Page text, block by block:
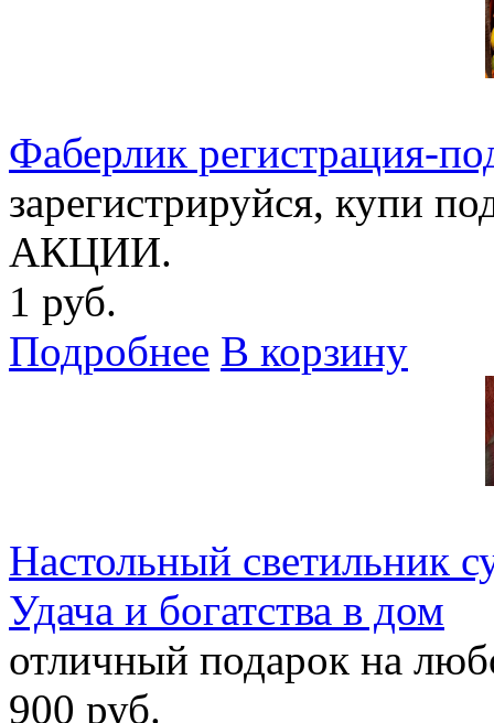
Фаберлик регистрация-
зарегистрируйся, купи
АКЦИИ.
1 руб.
Подробнее В корзину
Настольный светильник
Удача и богатства в дом
отличный подарок на
900 руб.